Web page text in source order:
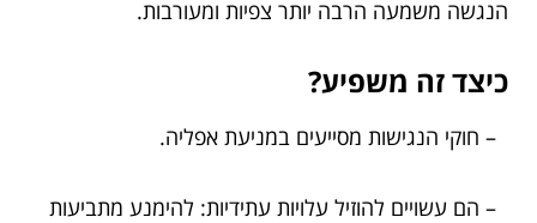
הנגשה משמעה הרבה יותר צפיות ומעורבות.
כיצד זה משפיע?
– חוקי הנגישות מסייעים במניעת אפליה.
– הם עשויים להוזיל עלויות עתידיות: להימנע מתביעות